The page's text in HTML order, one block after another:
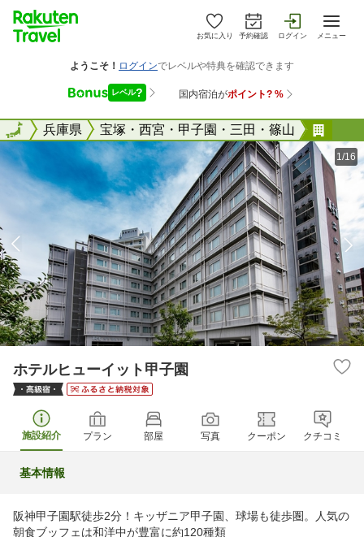
お気に入り 予約確認 ログイン メニュー
全国兵庫県 宝塚・西宮・甲子園・三田・篠山
全国
1/16
ホテルヒューイット甲子園
施設紹介 プラン 部屋 写真 クーポン クチコミ
基本情報
阪神甲子園駅徒歩2分！キッザニア甲子園、球場も徒歩圏。人気の
朝食ブッフェは和洋中が豊富に約120種類